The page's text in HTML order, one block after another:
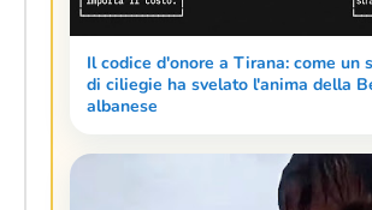
Il codice d'onore a Tirana: come un
di ciliegie ha svelato l'anima della
albanese